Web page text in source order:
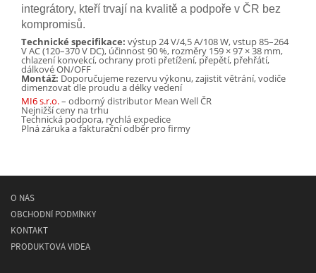
integrátory, kteří trvají na kvalitě a podpoře v ČR bez
kompromisů.
Technické specifikace: výstup 24 V/4,5 A/108 W, vstup 85–264
V AC (120–370 V DC), účinnost 90 %, rozměry 159 × 97 × 38 mm,
chlazení konvekcí, ochrany proti přetížení, přepětí, přehřátí,
dálkové ON/OFF
Montáž: Doporučujeme rezervu výkonu, zajistit větrání, vodiče
dimenzovat dle proudu a délky vedení
MI6 s.r.o.– odborný distributor Mean Well ČR
Nejnižší ceny na trhu
Technická podpora, rychlá expedice
Plná záruka a fakturační odběr pro firmy
O NÁS
OBCHODNÍ PODMÍNKY
KONTAKT
PRODUKTOVÁ VIDEA